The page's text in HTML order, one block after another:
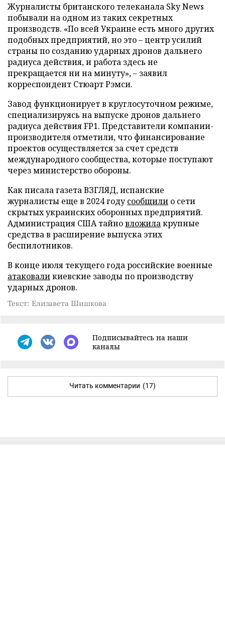
Журналисты британского телеканала Sky News
побывали на одном из таких секретных
производств. «По всей Украине есть много других
подобных предприятий, но это – центр усилий
страны по созданию ударных дронов дальнего
радиуса действия, и работа здесь не
прекращается ни на минуту», – заявил
корреспондент Стюарт Рэмси.
Завод функционирует в круглосуточном режиме,
специализируясь на выпуске дронов дальнего
радиуса действия FP1. Представители компании-
производителя отметили, что финансирование
проектов осуществляется за счет средств
международного сообщества, которые поступают
через министерство обороны.
Как писала газета ВЗГЛЯД, испанские
журналисты еще в 2024 годусообщили о сети
скрытых украинских оборонных предприятий.
Администрация США тайновложилакрупные
средства в расширение выпуска этих
беспилотников.
В конце июля текущего года российские военные
атаковаликиевские заводы по производству
ударных дронов.
Текст: Елизавета Шишкова
Подписывайтесь на наши
каналы
Читать комментарии (17)